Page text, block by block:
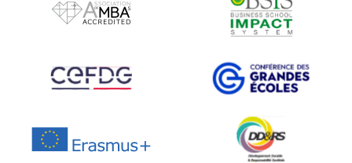
IMAGE
IMAGE
IMAGE IMAGE